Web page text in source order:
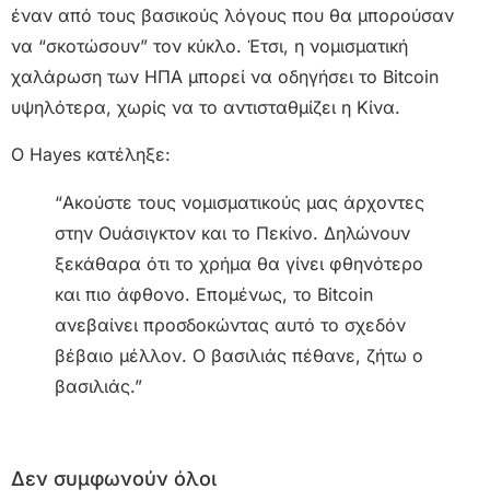
έναν από τους βασικούς λόγους που θα μπορούσαν
να “σκοτώσουν” τον κύκλο. Έτσι, η νομισματική
χαλάρωση των ΗΠΑ μπορεί να οδηγήσει το Bitcoin
υψηλότερα, χωρίς να το αντισταθμίζει η Κίνα.
Ο Hayes κατέληξε:
“Ακούστε τους νομισματικούς μας άρχοντες
στην Ουάσιγκτον και το Πεκίνο. Δηλώνουν
ξεκάθαρα ότι το χρήμα θα γίνει φθηνότερο
και πιο άφθονο. Επομένως, το Bitcoin
ανεβαίνει προσδοκώντας αυτό το σχεδόν
βέβαιο μέλλον. Ο βασιλιάς πέθανε, ζήτω ο
βασιλιάς.”
Δεν συμφωνούν όλοι